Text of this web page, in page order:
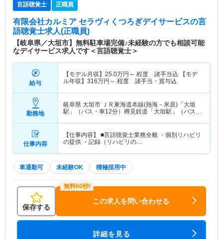
言語聴覚士 正職員
有限会社カルミア セラヴィくつろぎデイサービスの言
語聴覚士求人(正職員)
【岐阜県／大垣市】無料駐車場完備♪未経験の方でも相談可能
なデイサービス求人です＜言語聴覚士＞
給与
【モデル月収】 25.0万円～ 程度 諸手当込 【モデ
ル年収】 316万円～ 程度 諸手当・賞与込
勤務地
岐阜県 大垣市
ＪＲ東海道本線(熱海－米原)「大垣
駅」（バス・車12分）樽見鉄道「大垣駅」（バス・
仕事内容
【仕事内容】 ■言語聴覚士業務全般 ・個別リハビリ
の提供 ・記録（リハビリの…
車通勤可 未経験OK 積極採用中
保存する
この求人を問い合わせる
詳細を見る